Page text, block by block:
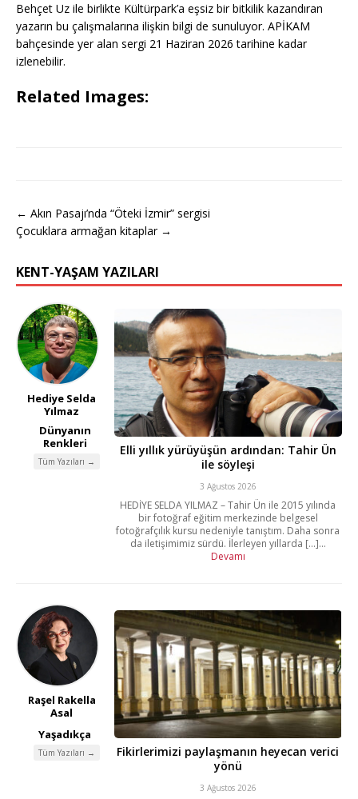
Behçet Uz ile birlikte Kültürpark’a eşsiz bir bitkilik kazandıran
yazarın bu çalışmalarına ilişkin bilgi de sunuluyor. APİKAM
bahçesinde yer alan sergi 21 Haziran 2026 tarihine kadar
izlenebilir.
Related Images:
← Akın Pasajı’nda “Öteki İzmir” sergisi
Çocuklara armağan kitaplar →
KENT-YAŞAM YAZILARI
Hediye Selda
Yılmaz
Dünyanın
Renkleri
Tüm Yazıları →
Elli yıllık yürüyüşün ardından: Tahir Ün
ile söyleşi
3 Ağustos 2026
HEDİYE SELDA YILMAZ – Tahir Ün ile 2015 yılında
bir fotoğraf eğitim merkezinde belgesel
fotoğrafçılık kursu nedeniyle tanıştım. Daha sonra
da iletişimimiz sürdü. İlerleyen yıllarda [...]...
Devamı
Raşel Rakella
Asal
Yaşadıkça
Tüm Yazıları →
Fikirlerimizi paylaşmanın heyecan verici
yönü
3 Ağustos 2026